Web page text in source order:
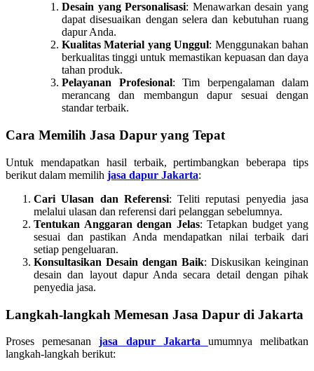
Desain yang Personalisasi: Menawarkan desain yang
dapat disesuaikan dengan selera dan kebutuhan ruang
dapur Anda.
Kualitas Material yang Unggul: Menggunakan bahan
berkualitas tinggi untuk memastikan kepuasan dan daya
tahan produk.
Pelayanan Profesional: Tim berpengalaman dalam
merancang dan membangun dapur sesuai dengan
standar terbaik.
Cara Memilih Jasa Dapur yang Tepat
Untuk mendapatkan hasil terbaik, pertimbangkan beberapa tips
berikut dalam memilih jasa dapur Jakarta:
Cari Ulasan dan Referensi: Teliti reputasi penyedia jasa
melalui ulasan dan referensi dari pelanggan sebelumnya.
Tentukan Anggaran dengan Jelas: Tetapkan budget yang
sesuai dan pastikan Anda mendapatkan nilai terbaik dari
setiap pengeluaran.
Konsultasikan Desain dengan Baik: Diskusikan keinginan
desain dan layout dapur Anda secara detail dengan pihak
penyedia jasa.
Langkah-langkah Memesan Jasa Dapur di Jakarta
Proses pemesananjasa dapur Jakarta
umumnya melibatkan
langkah-langkah berikut: